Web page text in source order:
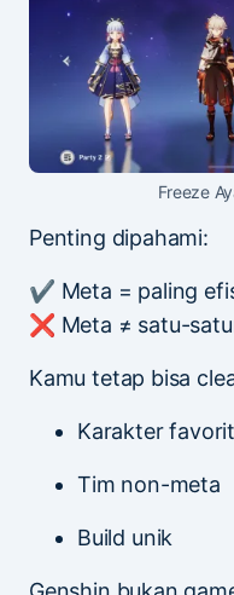
Freeze
Penting dipahami:
✔ Meta = paling
❌ Meta ≠ satu-
Kamu tetap bisa
Karakter favorit
Tim non-meta
Build unik